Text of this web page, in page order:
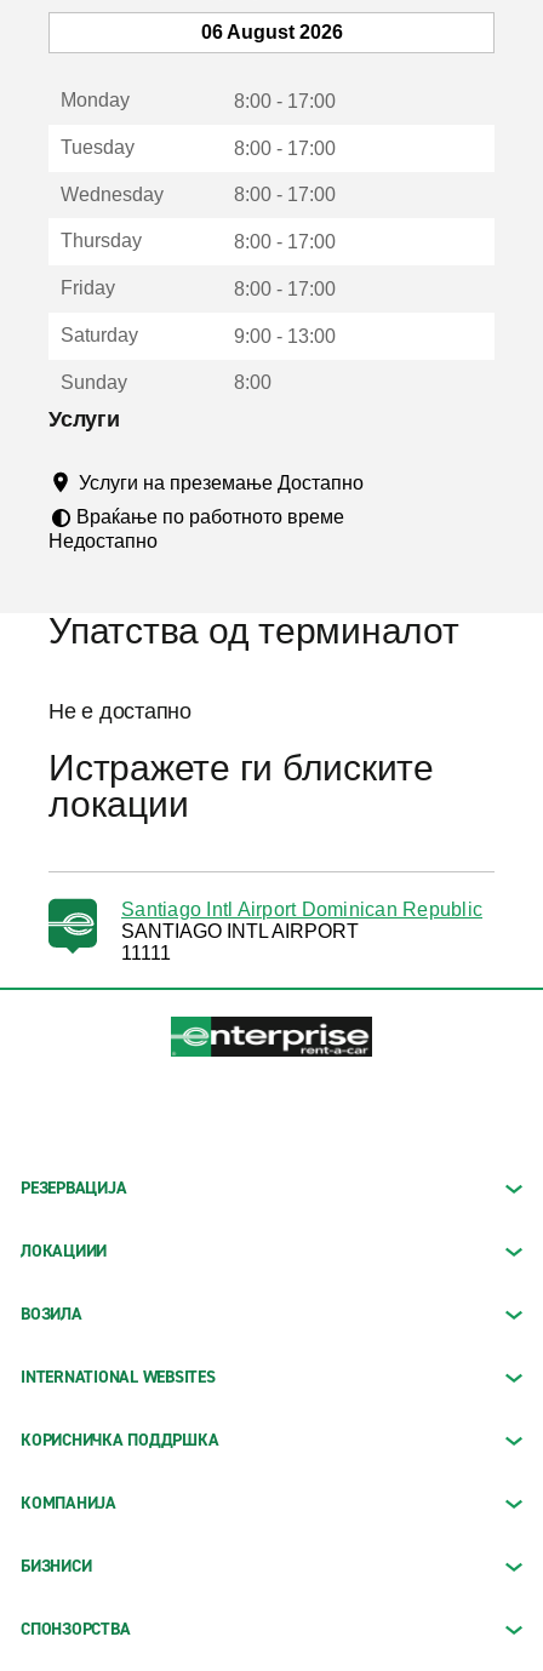
с
о
р
06 August 2026
Monday 8:00 - 17:00
Tuesday 8:00 - 17:00
Wednesday 8:00 - 17:00
Thursday 8:00 - 17:00
Friday 8:00 - 17:00
Saturday 9:00 - 13:00
Sunday 8:00
Услуги
Услуги на преземање Достапно
Враќање по работното време
Недостапно
Упатства од терминалот
Не е достапно
Истражете ги блиските
локации
Santiago Intl Airport Dominican Republic
SANTIAGO INTL AIRPORT
11111
РЕЗЕРВАЦИЈА
ЛОКАЦИИИ
ВОЗИЛА
INTERNATIONAL WEBSITES
КОРИСНИЧКА ПОДДРШКА
КОМПАНИЈА
БИЗНИСИ
СПОНЗОРСТВА